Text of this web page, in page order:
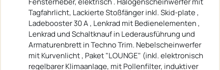
Tagfahrlicht, Lackierte Stoßfänger inkl. Skid-plate ,
Ladebooster 30 A , Lenkrad mit Bedienelementen ,
Lenkrad und Schaltknauf in Lederausführung und
Armaturenbrett in Techno Trim. Nebelscheinwerfer
mit Kurvenlicht , Paket "LOUNGE" (inkl. elektronisch
regelbarer Klimaanlage, mit Pollenfilter, induktiver